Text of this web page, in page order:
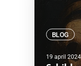
BLOG
19 april 2024